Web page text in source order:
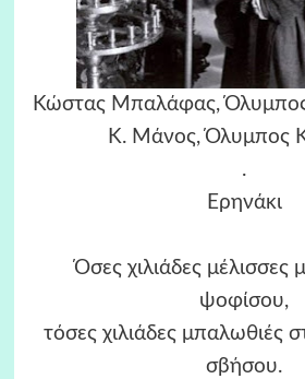
Κώστας Μπαλάφας,
Κ. Μάνος, Όλυμπος
.
Ερηνάκι
Όσες χιλιάδες μέλισσες
ψοφίσου,
τόσες χιλιάδες μπαλωθιές
σβήσου.